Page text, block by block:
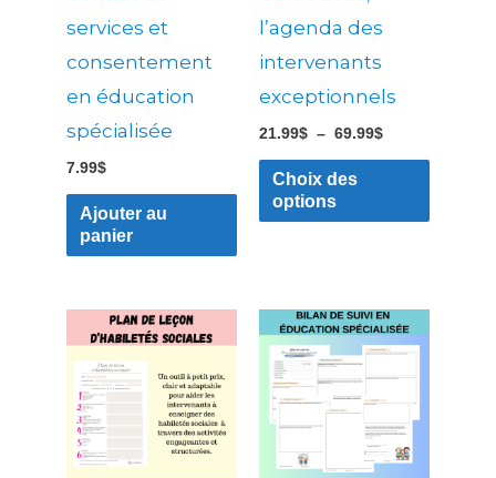
services et
consentement
en éducation
spécialisée
7.99$
Ajouter au
panier
l’agenda des
intervenants
exceptionnels
21.99$ – 69.99$
Choix des
options
du